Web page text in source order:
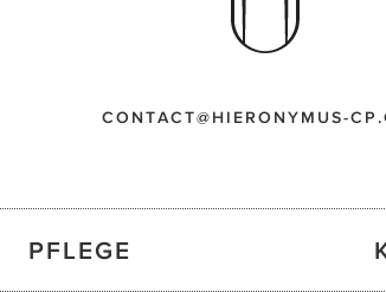
CONTACT@HIERONYMUS-
PFLEGE